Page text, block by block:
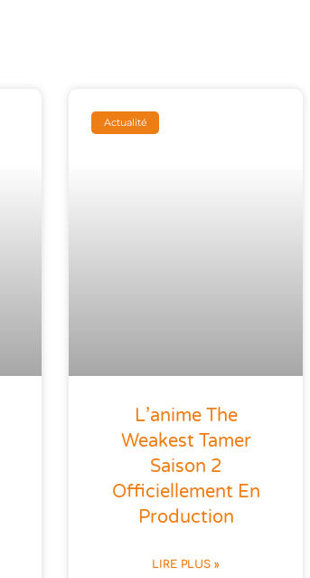
Actualité
L’anime The
Weakest Tamer
Saison 2
Officiellement En
Production
LIRE PLUS »